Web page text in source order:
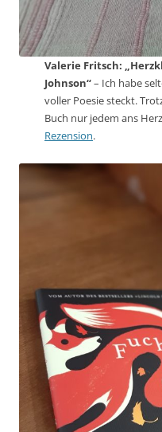
Valerie Fritsch:
Johnson“– Ich habe
voller Poesie steckt.
Buch nur jedem ans
Rezension.